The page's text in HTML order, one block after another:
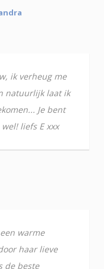
ik verheug me
natuurlijk laat ik
Je bent
liefs E xxx
warme
haar lieve
de beste